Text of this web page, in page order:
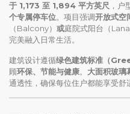
于 1,173 至 1,894 平方英尺 ，户
个专属停车位。项目强调开放式空
（Balcony） 或庭院式阳台（
完美融入日常生活。
建筑设计遵循绿色建筑标准（
顾环保、节能与健康。 大面积玻璃
通透性，确保每位住户都能享受舒